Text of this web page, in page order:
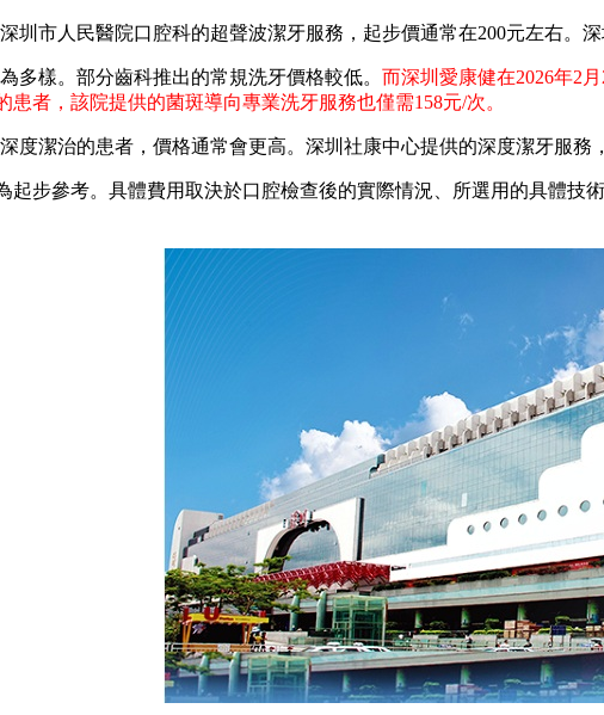
市人民醫院口腔科的超聲波潔牙服務，起步價通常在200元左右。深
樣。部分齒科推出的常規洗牙價格較低。 而深圳愛康健在2026年2
者，該院提供的菌斑導向專業洗牙服務也僅需158元/次。
潔治的患者，價格通常會更高。深圳社康中心提供的深度潔牙服務，
參考。具體費用取決於口腔檢查後的實際情況、所選用的具體技